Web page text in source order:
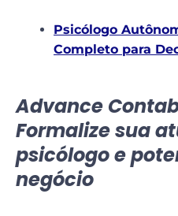
Psicólogo
Completo para
Advance
Formalize sua
psicólogo e
negócio